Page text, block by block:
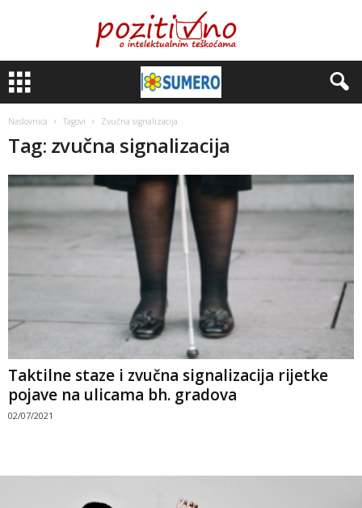
Naslovnica Tagovi Zvučna signalizacija
Tag: zvučna signalizacija
Taktilne staze i zvučna signalizacija rijetke
pojave na ulicama bh. gradova
02/07/2021